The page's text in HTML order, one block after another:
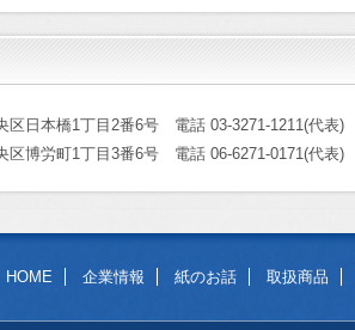
区日本橋1丁目2番6号 電話 03-3271-1211(代表)
区博労町1丁目3番6号 電話 06-6271-0171(代表)
HOME 企業情報 紙のお話 取扱商品